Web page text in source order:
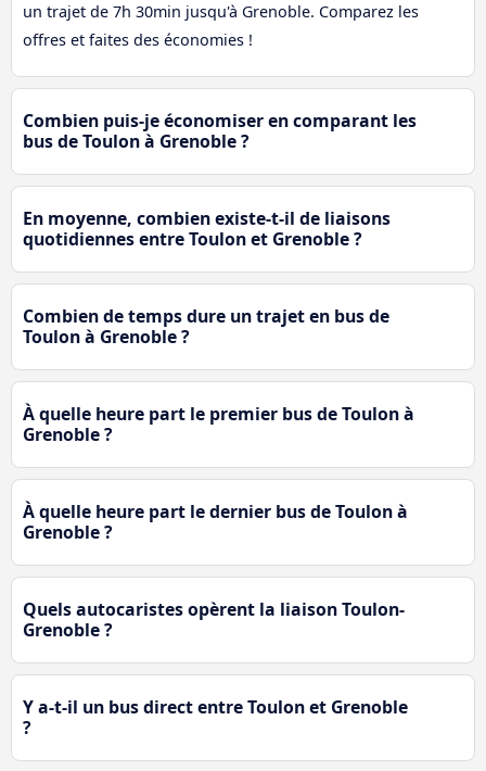
un trajet de 7h 30min jusqu'à Grenoble. Comparez les
offres et faites des économies !
Combien puis-je économiser en comparant les
bus de Toulon à Grenoble ?
En moyenne, combien existe-t-il de liaisons
quotidiennes entre Toulon et Grenoble ?
Combien de temps dure un trajet en bus de
Toulon à Grenoble ?
À quelle heure part le premier bus de Toulon à
Grenoble ?
À quelle heure part le dernier bus de Toulon à
Grenoble ?
Quels autocaristes opèrent la liaison Toulon-
Grenoble ?
Y a-t-il un bus direct entre Toulon et Grenoble
?